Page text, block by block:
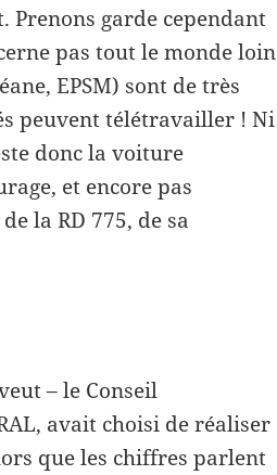
Prenons garde cependant
pas tout le monde loin
EPSM) sont de très
peuvent télétravailler ! Ni
donc la voiture
et encore pas
la RD 775, de sa
– le Conseil
avait choisi de réaliser
que les chiffres parlent